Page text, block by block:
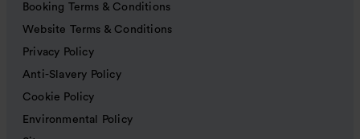
Booking Terms & Conditions
Website Terms & Conditions
Privacy Policy
Anti-Slavery Policy
Cookie Policy
Environmental Policy